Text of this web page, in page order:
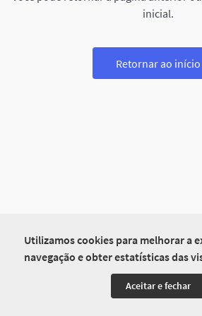
Utilizamos cookies para melhorar a
navegação e obter estatísticas das
Aceitar e fechar
inicial.
Retornar ao início